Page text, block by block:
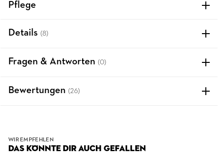
Pflege
Details (8)
Fragen & Antworten (0)
Bewertungen (26)
WIR EMPFEHLEN
DAS KÖNNTE DIR AUCH GEFALLEN